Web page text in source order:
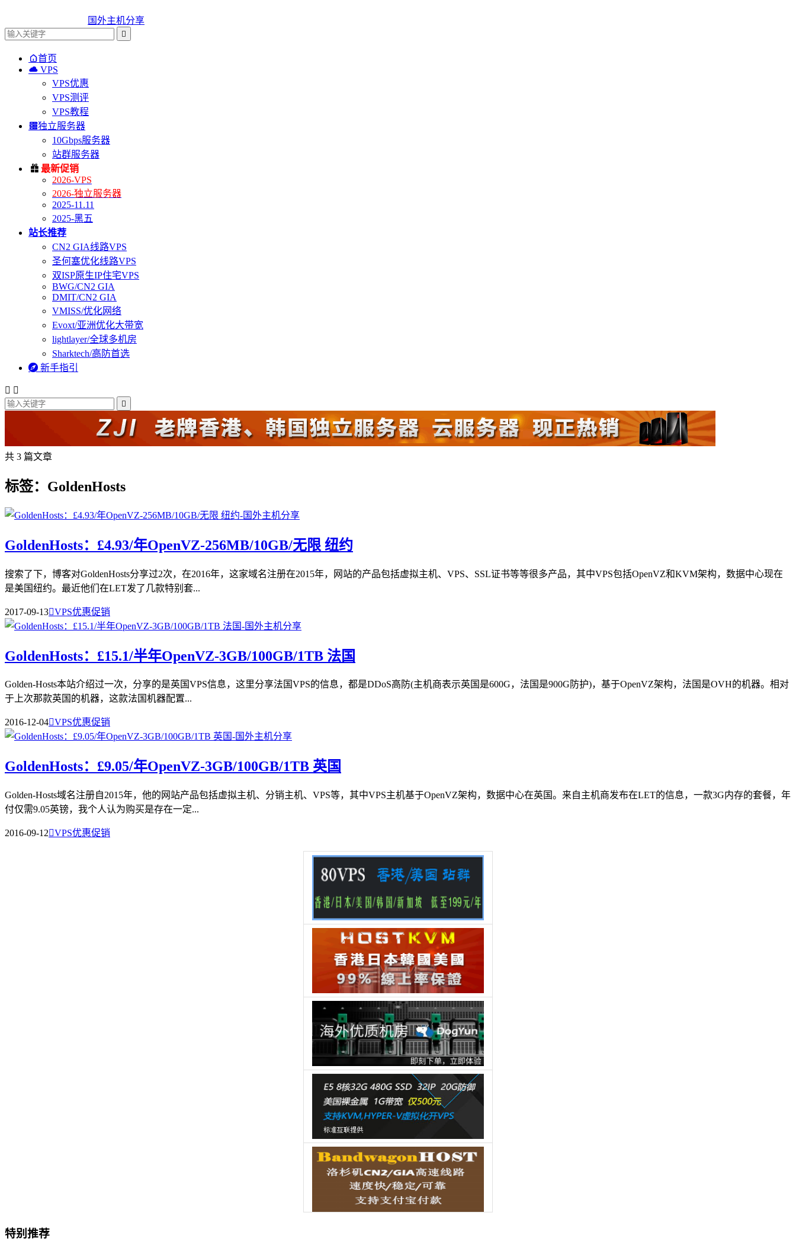
国外主机分享

首页
 VPS
VPS优惠
VPS测评
VPS教程
独立服务器
10Gbps服务器
站群服务器
 最新促销
2026-VPS
2026-独立服务器
2025-11.11
2025-黑五
站长推荐
CN2 GIA线路VPS
圣何塞优化线路VPS
双ISP原生IP住宅VPS
BWG/CN2 GIA
DMIT/CN2 GIA
VMISS/优化网络
Evoxt/亚洲优化大带宽
lightlayer/全球多机房
Sharktech/高防首选
 新手指引
 

共 3 篇文章
标签：GoldenHosts
GoldenHosts：£4.93/年OpenVZ-256MB/10GB/无限 纽约
搜索了下，博客对GoldenHosts分享过2次，在2016年，这家域名注册在2015年，网站的产品包括虚拟主机、VPS、SSL证书等等很多产品，其中VPS包括OpenVZ和KVM架构，数据中心现在
是美国纽约。最近他们在LET发了几款特别套...
2017-09-13VPS优惠促销
GoldenHosts：£15.1/半年OpenVZ-3GB/100GB/1TB 法国
Golden-Hosts本站介绍过一次，分享的是英国VPS信息，这里分享法国VPS的信息，都是DDoS高防(主机商表示英国是600G，法国是900G防护)，基于OpenVZ架构，法国是OVH的机器。相对
于上次那款英国的机器，这款法国机器配置...
2016-12-04VPS优惠促销
GoldenHosts：£9.05/年OpenVZ-3GB/100GB/1TB 英国
Golden-Hosts域名注册自2015年，他的网站产品包括虚拟主机、分销主机、VPS等，其中VPS主机基于OpenVZ架构，数据中心在英国。来自主机商发布在LET的信息，一款3G内存的套餐，年
付仅需9.05英镑，我个人认为购买是存在一定...
2016-09-12VPS优惠促销
特别推荐